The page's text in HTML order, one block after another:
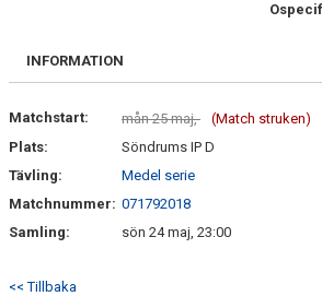
BILDGALLERI
INFORMATION
Matchstart: mån 25 maj,
(Match struken)
Plats:
Söndrums IP D
Tävling:
Medel serie
Matchnummer: 071792018
Samling:
sön 24 maj, 23:00
<< Tillbaka